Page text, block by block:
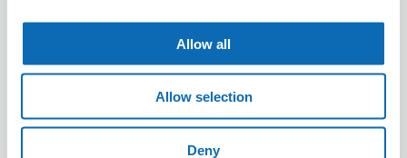
Allow all
Allow selection
Deny
可保管的行李數